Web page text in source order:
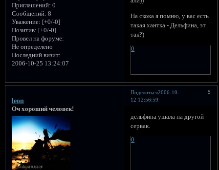
Приглашений: 0
Сообщений: 8
Уважение: [+0/-0]
Позитив: [+0/-0]
Провел на форуме:
Не определено
Последний визит:
2006-10-25 13:24:07
На скока я помню, у вас есть
такая хантка - Дельфина, эт
так?)
0
Поделиться 5
2006-10-
12 12:56:59
leon
Оч хороший человек!
дельфина ушала на другой
сервак.
0